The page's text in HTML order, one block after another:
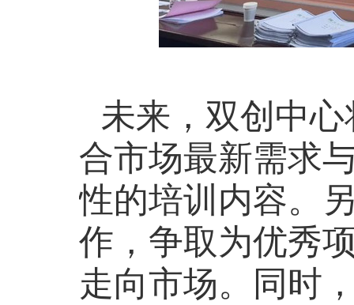
未来，双创中
合市场最新需求
性的培训内容。
作，争取为优秀
走向市场。同时